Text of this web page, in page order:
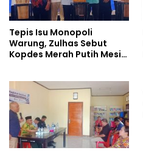
Tepis Isu Monopoli
Warung, Zulhas Sebut
Kopdes Merah Putih Mesin